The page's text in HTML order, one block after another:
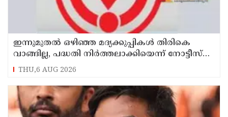
ഇന്നുമുതല്‍ ഒഴിഞ്ഞ മദ്യക്കുപ്പികള്‍ തിരികെ
വാങ്ങില്ല, പദ്ധതി നിര്‍ത്തലാക്കിയെന്ന് നോട്ടീസ്
പ്രദര്‍ശിപ്പിക്കും
THU,6 AUG 2026